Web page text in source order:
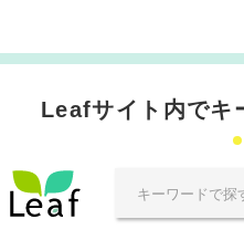
Leafサイト内でキ